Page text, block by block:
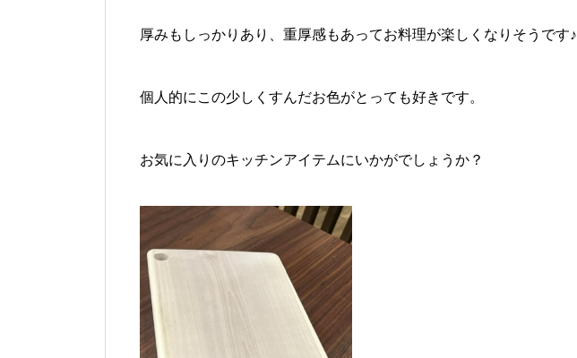
厚みもしっかりあり、重厚感もあってお料理が楽しくなりそうです♪
個人的にこの少しくすんだお色がとっても好きです。
お気に入りのキッチンアイテムにいかがでしょうか？